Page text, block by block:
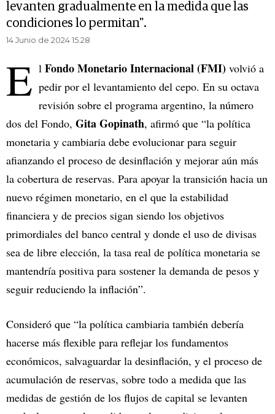
levanten gradualmente en la medida que las
condiciones lo permitan".
14 Junio de 2024 15.28
E l Fondo Monetario Internacional (FMI) volvió a
pedir por el levantamiento del cepo. En su octava
revisión sobre el programa argentino, la número
dos del Fondo, Gita Gopinath, afirmó que “la política
monetaria y cambiaria debe evolucionar para seguir
afianzando el proceso de desinflación y mejorar aún más
la cobertura de reservas. Para apoyar la transición hacia un
nuevo régimen monetario, en el que la estabilidad
financiera y de precios sigan siendo los objetivos
primordiales del banco central y donde el uso de divisas
sea de libre elección, la tasa real de política monetaria se
mantendría positiva para sostener la demanda de pesos y
seguir reduciendo la inflación”.
Consideró que “la política cambiaria también debería
hacerse más flexible para reflejar los fundamentos
económicos, salvaguardar la desinflación, y el proceso de
acumulación de reservas, sobre todo a medida que las
medidas de gestión de los flujos de capital se levanten